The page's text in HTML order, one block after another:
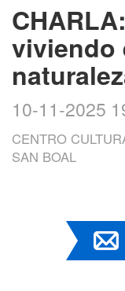
viviendo
10-11-2025
CENTRO
SAN BOAL